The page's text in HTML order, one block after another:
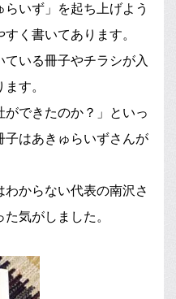
いず」を起ち上げよう
く書いてあります。
ている冊子やチラシが入
す。
できたのか？」といっ
子はあきゅらいずさんが
からない代表の南沢さ
気がしました。